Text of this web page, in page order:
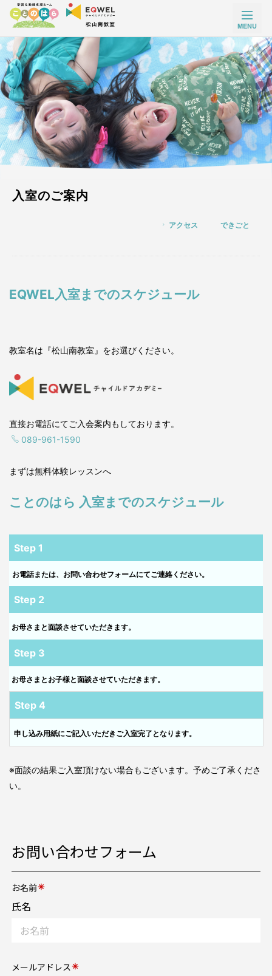
入室のご案内
アクセス できごと
EQWEL入室までのスケジュール
教室名は『松山南教室』をお選びください。
直接お電話にてご入会案内もしております。
089-961-1590
まずは無料体験レッスンへ
ことのはら 入室までのスケジュール
Step 1
お電話または、お問い合わせフォームにてご連絡ください。
Step 2
お母さまと面談させていただきます。
Step 3
お母さまとお子様と面談させていただきます。
Step 4
申し込み用紙にご記入いただきご入室完了となります。
※面談の結果ご入室頂けない場合もございます。予めご了承くださ
い。